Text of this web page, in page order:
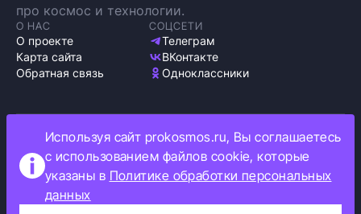
про космос и технологии.
О НАС
О проекте
Карта сайта
Обратная связь
СОЦСЕТИ
Телеграм
ВКонтакте
Одноклассники
Политика обработки персональных данных
Как мы используем cookie
Информация об ограничениях
Используя сайт prokosmos.ru, Вы соглашаетесь
с использованием файлов cookie, которые
указаны в Политике обработки персональных
данных